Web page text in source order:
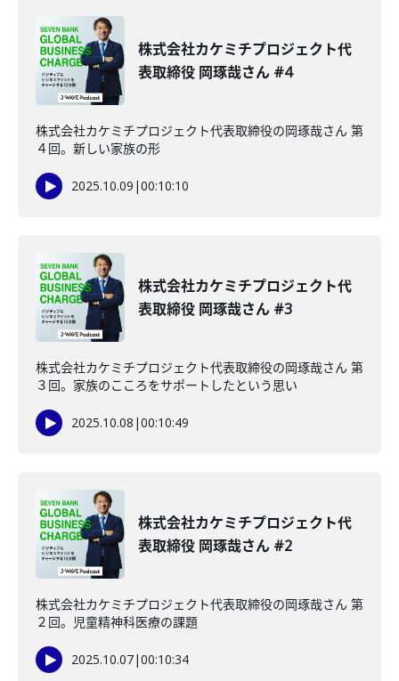
株式会社カケミチプロジェクト代
表取締役 岡琢哉さん #4
株式会社カケミチプロジェクト代表取締役の岡琢哉さん 第
４回。新しい家族の形
2025.10.09 |00:10:10
株式会社カケミチプロジェクト代
表取締役 岡琢哉さん #3
株式会社カケミチプロジェクト代表取締役の岡琢哉さん 第
３回。家族のこころをサポートしたという思い
2025.10.08 |00:10:49
株式会社カケミチプロジェクト代
表取締役 岡琢哉さん #2
株式会社カケミチプロジェクト代表取締役の岡琢哉さん 第
２回。児童精神科医療の課題
2025.10.07|00:10:34